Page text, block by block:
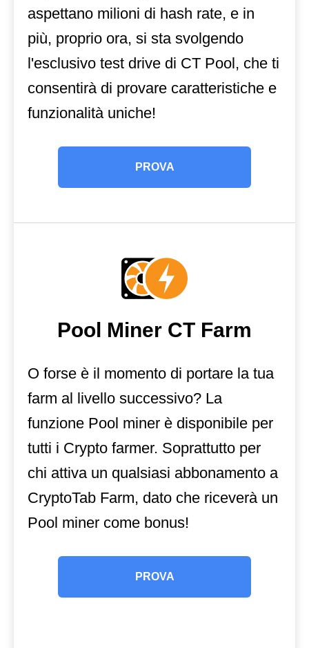
aspettano milioni di hash rate, e in
più, proprio ora, si sta svolgendo
l'esclusivo test drive di CT Pool, che ti
consentirà di provare caratteristiche e
funzionalità uniche!
PROVA
Pool Miner CT Farm
O forse è il momento di portare la tua
farm al livello successivo? La
funzione Pool miner è disponibile per
tutti i Crypto farmer. Soprattutto per
chi attiva un qualsiasi abbonamento a
CryptoTab Farm, dato che riceverà un
Pool miner come bonus!
PROVA